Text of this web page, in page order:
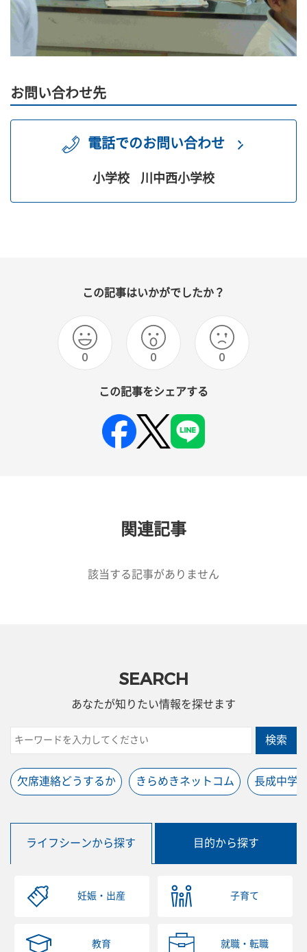
お問い合わせ先
電話でのお問い合わせ
小学校 川中西小学校
この記事はいかがでしたか？
0 0 0
この記事をシェアする
関連記事
該当する記事がありません
SEARCH
あなたが知りたい情報を探せます
検索
欠席連絡どうするか きらめきネットコム 長成中学
ライフシーンから探す 目的から探す
妊娠・出産 子育て
教育 就職・転職